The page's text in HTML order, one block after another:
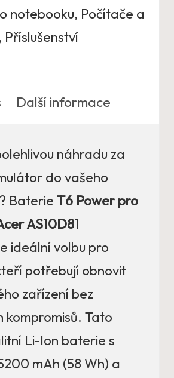
notebooku, Počítače a
Příslušenství
Další informace
náhradu za
do vašeho
Baterie T6 Power pro
AS10D81
ideální volbu pro
potřebují obnovit
zařízení bez
kompromisů. Tato
Li-Ion baterie s
mAh (58 Wh) a